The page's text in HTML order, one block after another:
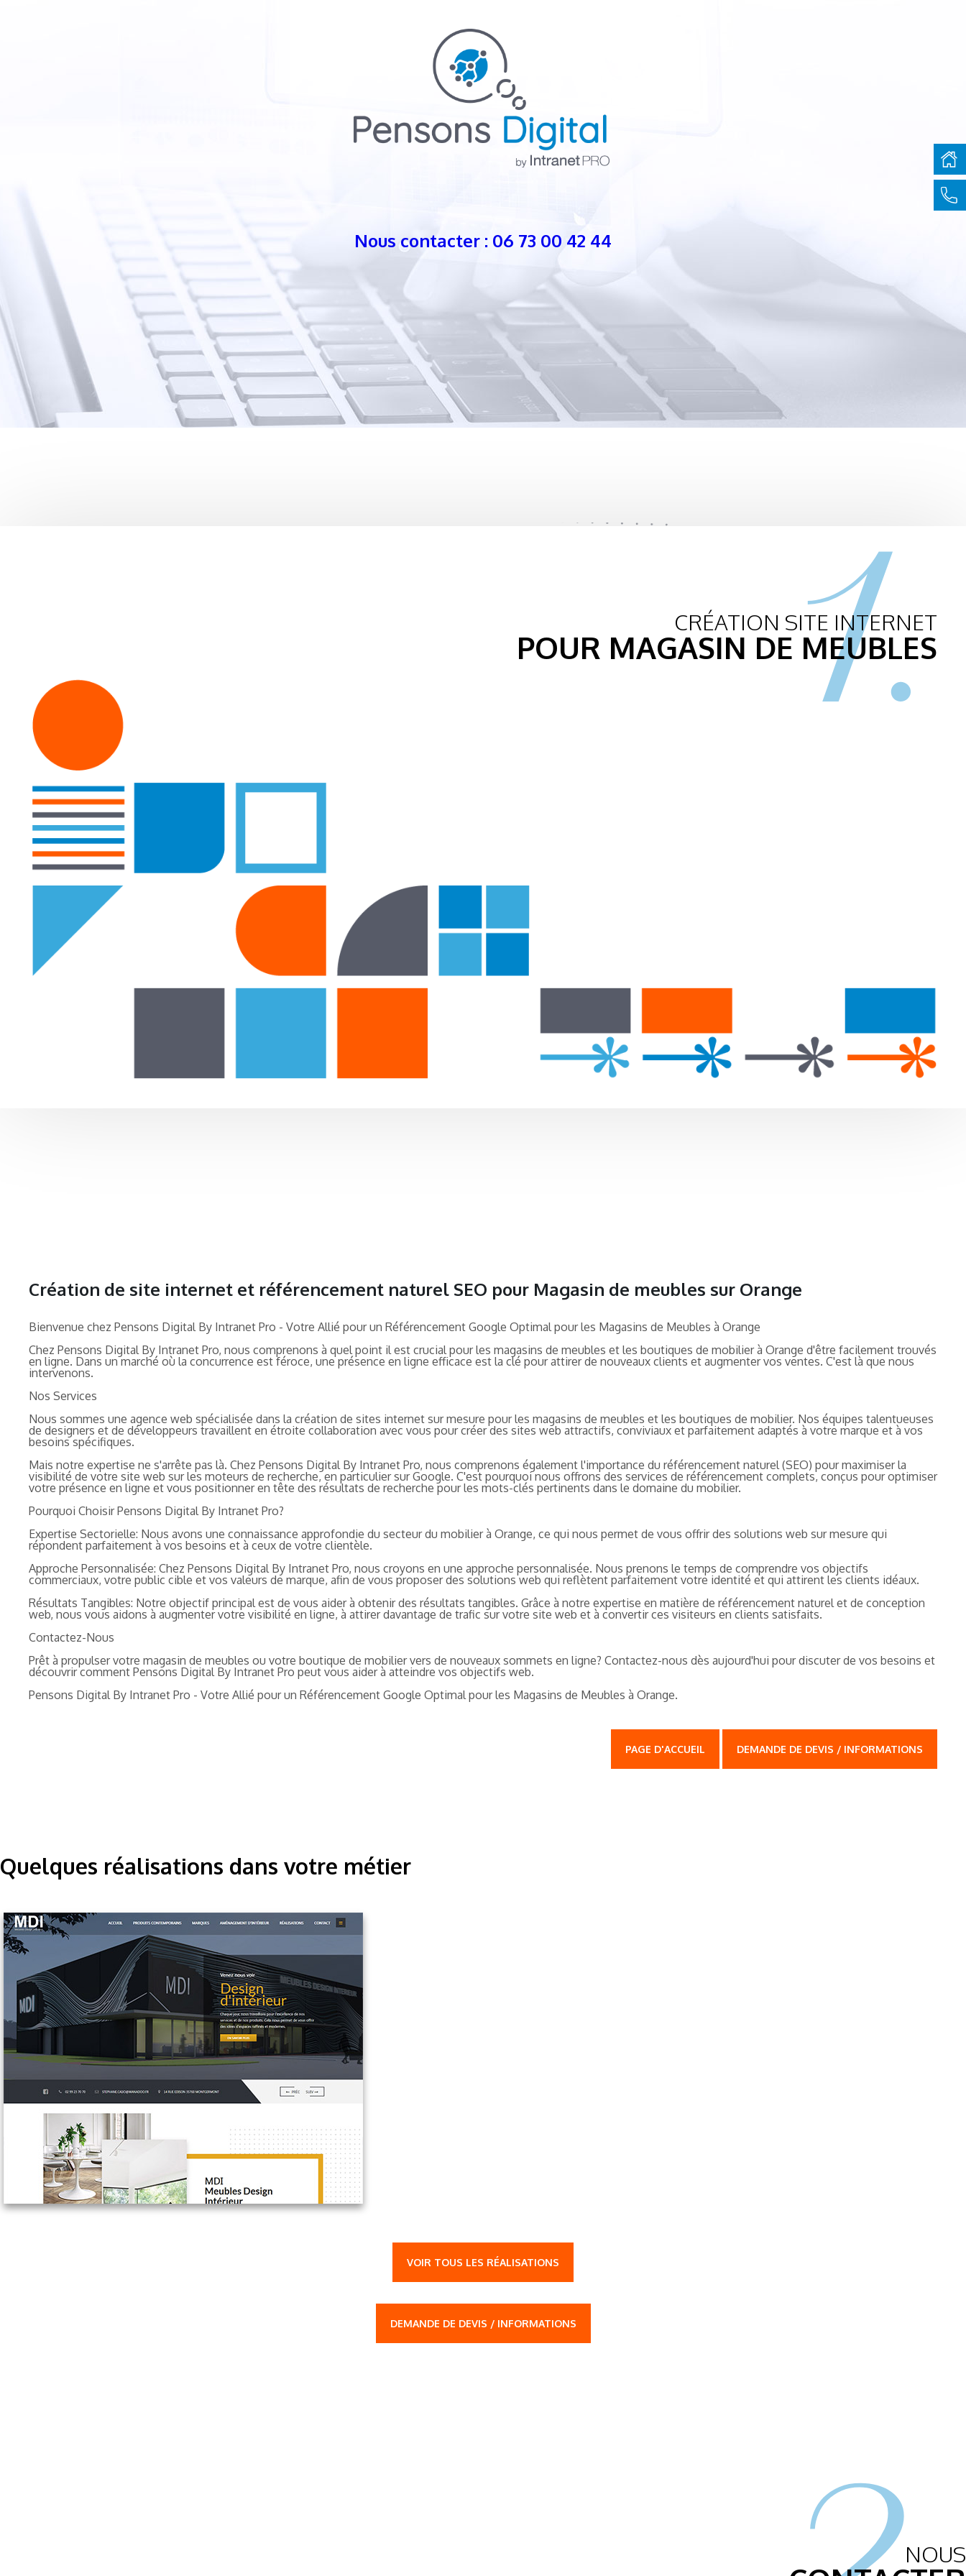
Nous contacter : 06 73 00 42 44
1.
CRÉATION SITE INTERNET
POUR MAGASIN DE MEUBLES
Création de site internet et référencement naturel SEO pour Magasin de meubles sur Orange
Bienvenue chez Pensons Digital By Intranet Pro - Votre Allié pour un Référencement Google Optimal pour les Magasins de Meubles à Orange
Chez Pensons Digital By Intranet Pro, nous comprenons à quel point il est crucial pour les magasins de meubles et les boutiques de mobilier à Orange d'être facilement trouvés
en ligne. Dans un marché où la concurrence est féroce, une présence en ligne efficace est la clé pour attirer de nouveaux clients et augmenter vos ventes. C'est là que nous
intervenons.
Nos Services
Nous sommes une agence web spécialisée dans la création de sites internet sur mesure pour les magasins de meubles et les boutiques de mobilier. Nos équipes talentueuses
de designers et de développeurs travaillent en étroite collaboration avec vous pour créer des sites web attractifs, conviviaux et parfaitement adaptés à votre marque et à vos
besoins spécifiques.
Mais notre expertise ne s'arrête pas là. Chez Pensons Digital By Intranet Pro, nous comprenons également l'importance du référencement naturel (SEO) pour maximiser la
visibilité de votre site web sur les moteurs de recherche, en particulier sur Google. C'est pourquoi nous offrons des services de référencement complets, conçus pour optimiser
votre présence en ligne et vous positionner en tête des résultats de recherche pour les mots-clés pertinents dans le domaine du mobilier.
Pourquoi Choisir Pensons Digital By Intranet Pro?
Expertise Sectorielle: Nous avons une connaissance approfondie du secteur du mobilier à Orange, ce qui nous permet de vous offrir des solutions web sur mesure qui
répondent parfaitement à vos besoins et à ceux de votre clientèle.
Approche Personnalisée: Chez Pensons Digital By Intranet Pro, nous croyons en une approche personnalisée. Nous prenons le temps de comprendre vos objectifs
commerciaux, votre public cible et vos valeurs de marque, afin de vous proposer des solutions web qui reflètent parfaitement votre identité et qui attirent les clients idéaux.
Résultats Tangibles: Notre objectif principal est de vous aider à obtenir des résultats tangibles. Grâce à notre expertise en matière de référencement naturel et de conception
web, nous vous aidons à augmenter votre visibilité en ligne, à attirer davantage de trafic sur votre site web et à convertir ces visiteurs en clients satisfaits.
Contactez-Nous
Prêt à propulser votre magasin de meubles ou votre boutique de mobilier vers de nouveaux sommets en ligne? Contactez-nous dès aujourd'hui pour discuter de vos besoins et
découvrir comment Pensons Digital By Intranet Pro peut vous aider à atteindre vos objectifs web.
Pensons Digital By Intranet Pro - Votre Allié pour un Référencement Google Optimal pour les Magasins de Meubles à Orange.
PAGE D'ACCUEIL DEMANDE DE DEVIS / INFORMATIONS
Quelques réalisations dans votre métier
VOIR TOUS LES RÉALISATIONS
DEMANDE DE DEVIS / INFORMATIONS
NOUS